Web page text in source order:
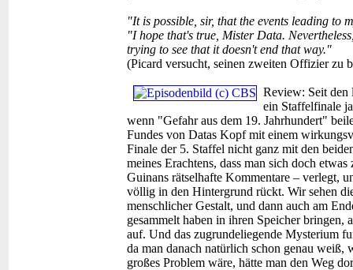
"It is possible, sir, that the events leading to
"I hope that's true, Mister Data.
trying to see that it doesn't end that way."
(Picard versucht, seinen zweiten Offizier zu
Review: Seit den
ein Staffelfinale
wenn "Gefahr aus dem 19. Jahrhundert"
Fundes von Datas Kopf mit einem
Finale der 5. Staffel nicht ganz mit den
meines Erachtens, dass man sich doch
Guinans rätselhafte Kommentare – verlegt,
völlig in den Hintergrund rückt. Wir sehen
menschlicher Gestalt, und dann auch am
gesammelt haben in ihren Speicher bringen,
auf. Und das zugrundeliegende Mysterium
da man danach natürlich schon genau
großes Problem wäre, hätte man den Weg